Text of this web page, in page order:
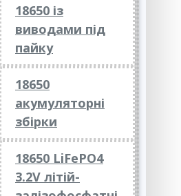
18650 із
виводами під
пайку
18650
акумуляторні
збірки
18650 LiFePO4
3.2V літій-